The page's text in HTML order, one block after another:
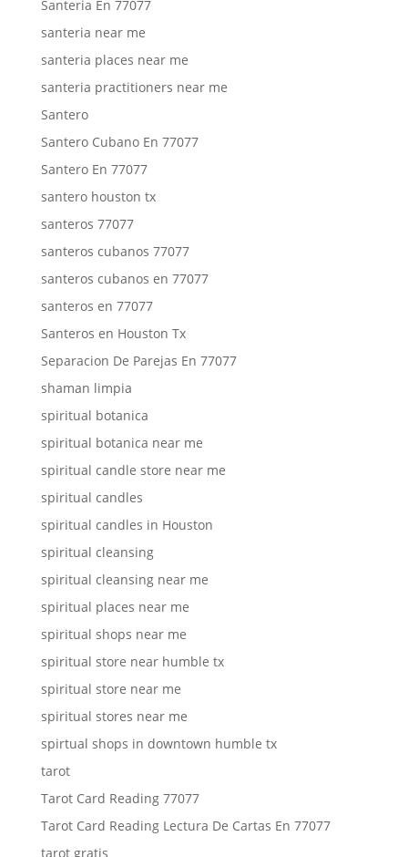
Santeria En 77077
santeria near me
santeria places near me
santeria practitioners near me
Santero
Santero Cubano En 77077
Santero En 77077
santero houston tx
santeros 77077
santeros cubanos 77077
santeros cubanos en 77077
santeros en 77077
Santeros en Houston Tx
Separacion De Parejas En 77077
shaman limpia
spiritual botanica
spiritual botanica near me
spiritual candle store near me
spiritual candles
spiritual candles in Houston
spiritual cleansing
spiritual cleansing near me
spiritual places near me
spiritual shops near me
spiritual store near humble tx
spiritual store near me
spiritual stores near me
spirtual shops in downtown humble tx
tarot
Tarot Card Reading 77077
Tarot Card Reading Lectura De Cartas En 77077
tarot gratis